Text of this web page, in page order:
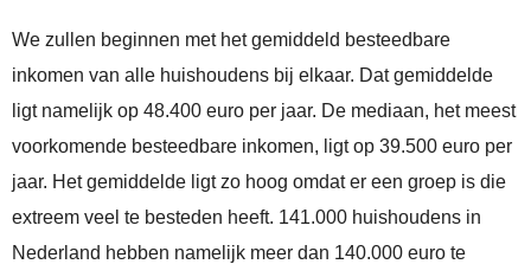
We zullen beginnen met het gemiddeld besteedbare
inkomen van alle huishoudens bij elkaar. Dat gemiddelde
ligt namelijk op 48.400 euro per jaar. De mediaan, het meest
voorkomende besteedbare inkomen, ligt op 39.500 euro per
jaar. Het gemiddelde ligt zo hoog omdat er een groep is die
extreem veel te besteden heeft. 141.000 huishoudens in
Nederland hebben namelijk meer dan 140.000 euro te